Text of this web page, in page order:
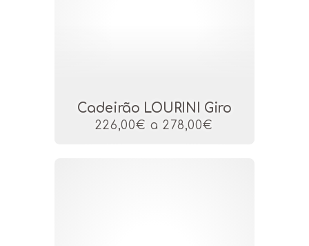
Cadeirão LOURINI Giro
226,00€ a 278,00€